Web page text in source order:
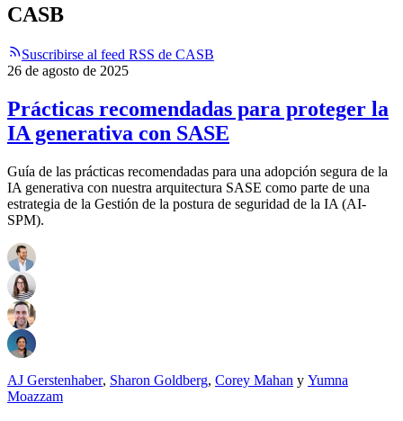
CASB
Suscribirse al feed RSS de CASB
26 de agosto de 2025
Prácticas recomendadas para proteger la
IA generativa con SASE
Guía de las prácticas recomendadas para una adopción segura de la
IA generativa con nuestra arquitectura SASE como parte de una
estrategia de la Gestión de la postura de seguridad de la IA (AI-
SPM).
AJ Gerstenhaber, Sharon Goldberg, Corey Mahan y Yumna
Moazzam